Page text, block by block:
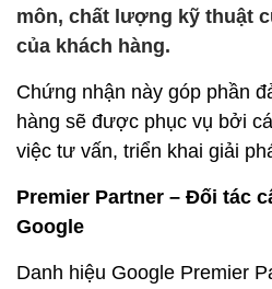
môn, chất lượng kỹ thuật
của khách hàng.
Chứng nhận này góp phần
hàng sẽ được phục vụ bởi
việc tư vấn, triển khai giải
Premier Partner – Đối tác
Google
Danh hiệu Google Premier